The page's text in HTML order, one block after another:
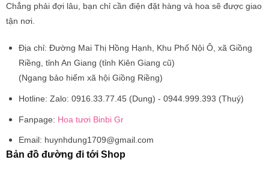
Chẳng phải đợi lâu, bạn chỉ cần điện đặt hàng và hoa sẽ được giao
tận nơi.
Địa chỉ: Đường Mai Thị Hồng Hạnh, Khu Phố Nội Ô, xã Giồng
Riềng, tỉnh An Giang (tỉnh Kiên Giang cũ)
(Ngang bảo hiểm xã hội Giồng Riềng)
Hotline: Zalo: 0916.33.77.45 (Dung) - 0944.999.393 (Thuý)
Fanpage: Hoa tươi Binbi Gr
Email: huynhdung1709@gmail.com
Bản đồ đường đi tới Shop